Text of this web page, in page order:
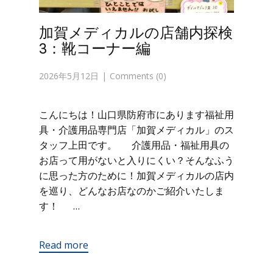
加賀メディカルの店舗内探検
3：靴コーナー編
2026年5月12日 Comments (0)
こんにちは！山口県防府市にあります福祉用
具・介護用品専門店「加賀メディカル」のス
タッフ上田です。 介護用品・福祉用具の
お店って用がないと入りにくい？そんなふう
に思った方のために！加賀メディカルの店内
を巡り、どんなお店なのかご紹介いたしま
す！ …
Read more